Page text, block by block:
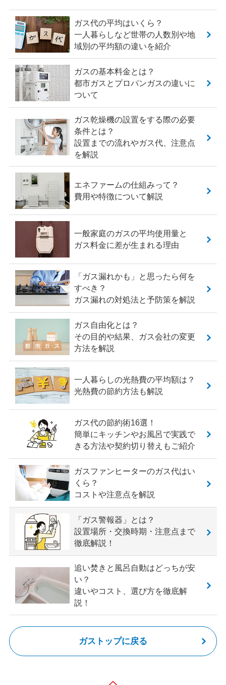
ガス代の平均はいくら？
一人暮らしなど世帯の人数別や地
域別の平均額の違いを紹介
ガスの基本料金とは？
都市ガスとプロパンガスの違いに
ついて
ガス乾燥機の設置をする際の必要
条件とは？
設置までの流れやガス代、注意点
を解説
エネファームの仕組みって？
費用や特徴について解説
一般家庭のガスの平均使用量と
ガス料金に差が生まれる理由
「ガス漏れかも」と思ったら何を
すべき？
ガス漏れの対処法と予防策を解説
ガス自由化とは？
その目的や結果、ガス会社の変更
方法を解説
一人暮らしの光熱費の平均額は？
光熱費の節約方法も解説
ガス代の節約術16選！
簡単にキッチンやお風呂で実践で
きる方法や契約切り替えもご紹介
ガスファンヒーターのガス代はい
くら？
コストや注意点を解説
「ガス警報器」とは？
設置場所・交換時期・注意点まで
徹底解説！
追い焚きと風呂自動はどっちが安
い？
違いやコスト、選び方を徹底解
説！
ガストップに戻る